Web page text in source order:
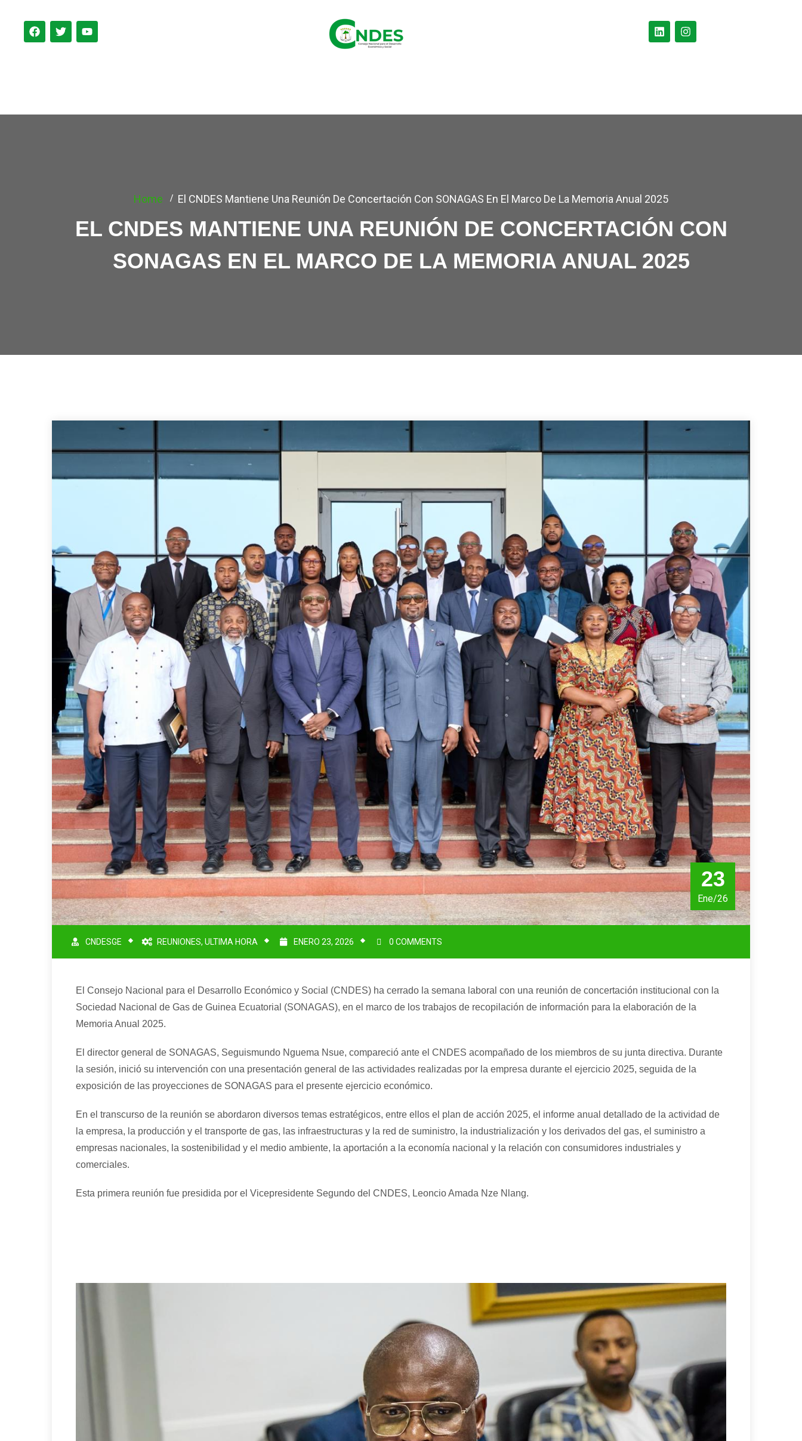
Home El CNDES Mantiene Una Reunión De Concertación Con SONAGAS En El Marco De La Memoria Anual 2025
EL CNDES MANTIENE UNA REUNIÓN DE CONCERTACIÓN CON
SONAGAS EN EL MARCO DE LA MEMORIA ANUAL 2025
23
Ene/26
CNDESGE REUNIONES, ULTIMA HORA ENERO 23, 2026 0 COMMENTS
El Consejo Nacional para el Desarrollo Económico y Social (CNDES) ha cerrado la semana laboral con una reunión de concertación institucional con la
Sociedad Nacional de Gas de Guinea Ecuatorial (SONAGAS), en el marco de los trabajos de recopilación de información para la elaboración de la
Memoria Anual 2025.
El director general de SONAGAS, Seguismundo Nguema Nsue, compareció ante el CNDES acompañado de los miembros de su junta directiva. Durante
la sesión, inició su intervención con una presentación general de las actividades realizadas por la empresa durante el ejercicio 2025, seguida de la
exposición de las proyecciones de SONAGAS para el presente ejercicio económico.
En el transcurso de la reunión se abordaron diversos temas estratégicos, entre ellos el plan de acción 2025, el informe anual detallado de la actividad de
la empresa, la producción y el transporte de gas, las infraestructuras y la red de suministro, la industrialización y los derivados del gas, el suministro a
empresas nacionales, la sostenibilidad y el medio ambiente, la aportación a la economía nacional y la relación con consumidores industriales y
comerciales.
Esta primera reunión fue presidida por el Vicepresidente Segundo del CNDES, Leoncio Amada Nze Nlang.